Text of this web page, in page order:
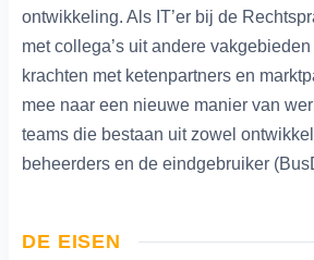
ontwikkeling. Als IT’er bij de
met collega’s uit andere
krachten met ketenpartners en
mee naar een nieuwe manier van
teams die bestaan uit zowel
beheerders en de eindgebruiker
DE EISEN